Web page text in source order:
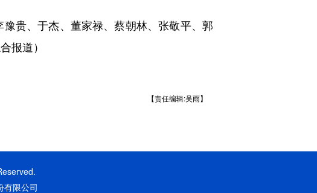
贵、于杰、董家禄、蔡朝林、张敬平、郭
报道）
【责任编辑:吴雨】
限公司